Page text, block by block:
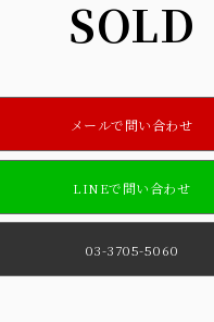
SOLD
メールで問い合わせ
03-3705-5060